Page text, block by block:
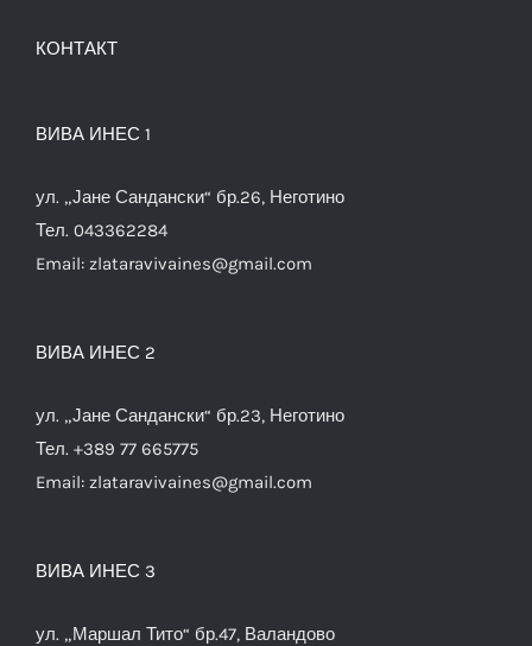
КОНТАКТ
ВИВА ИНЕС 1
ул. „Јане Сандански“ бр.26, Неготино
Тел. 043362284
Email: zlataravivaines@gmail.com
ВИВА ИНЕС 2
ул. „Јане Сандански“ бр.23, Неготино
Тел. +389 77 665775
Email: zlataravivaines@gmail.com
ВИВА ИНЕС 3
ул. „Маршал Тито“ бр.47, Валандово